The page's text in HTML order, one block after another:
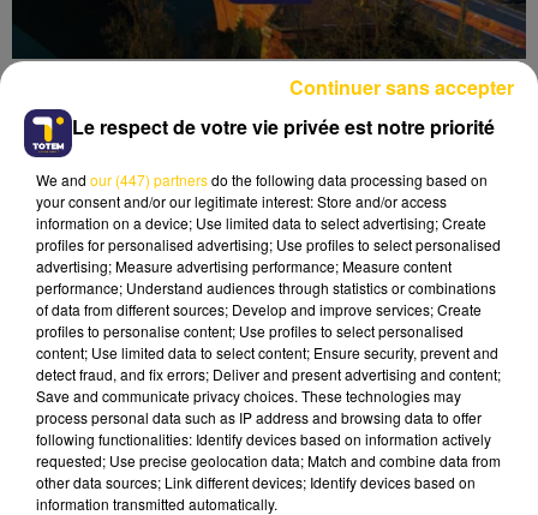
Lecture (3 min 40 sec)
28 mars 2025 - 3 min 40 sec
L'INFO DU TARN DU 28/03/25 À 18H00
L'info du Tarn
Le respect de votre vie privée est notre priorité
We and our (447) partnersdo the following data processing based on
your consent and/or our legitimate interest: Store and/or access
information on a device; Use limited data to select advertising; Create
profiles for personalised advertising; Use profiles to select personalised
advertising; Measure advertising performance; Measure content
performance; Understand audiences through statistics or combinations
of data from different sources; Develop and improve services; Create
profiles to personalise content; Use profiles to select personalised
content; Use limited data to select content; Ensure security, prevent and
detect fraud, and fix errors; Deliver and present advertising and content;
Save and communicate privacy choices. These technologies may
process personal data such as IP address and browsing data to offer
following functionalities: Identify devices based on information actively
requested; Use precise geolocation data; Match and combine data from
other data sources; Link different devices; Identify devices based on
information transmitted automatically.
Continuer sans accepter